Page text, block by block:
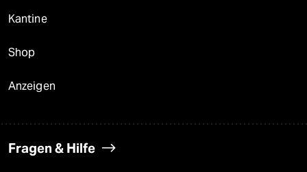
Kantine
Shop
Anzeigen
Fragen & Hilfe